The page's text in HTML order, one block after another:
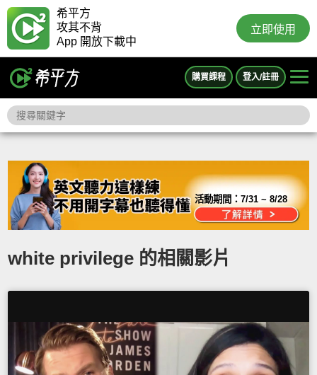
希平方
攻其不背
App 開放下載中
立即使用
購買課程 登入/註冊
活動期間：7/31 ~ 8/28
white privilege 的相關影片